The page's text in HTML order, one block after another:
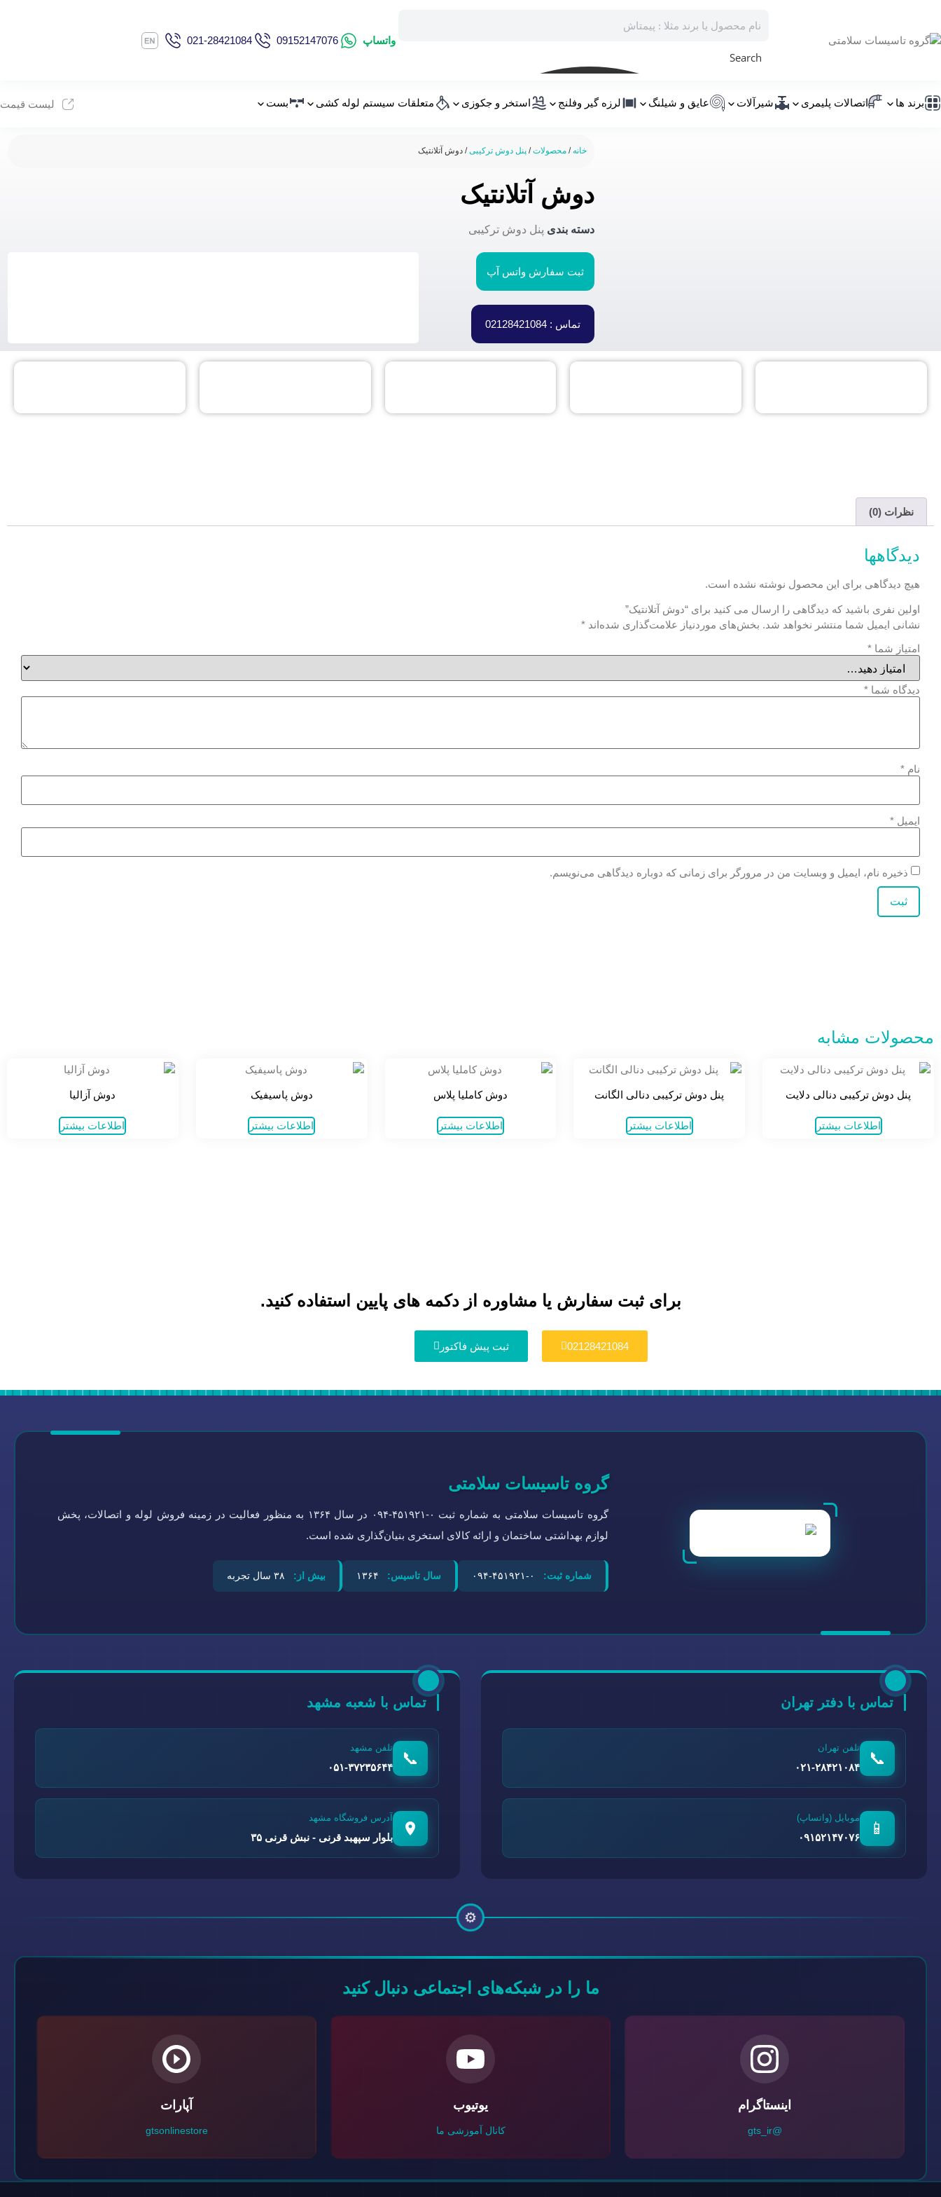
Search
واتساپ 021-28421084 09152147076
برند ها اتصالات پلیمری شیرآلات عایق و شیلنگ لرزه گیر وفلنج استخر و جکوزی متعلقات سیستم لوله کشی بست لیست قیمت
خانه/ محصولات/ پنل دوش ترکیبی/ دوش آتلانتیک
دوش آتلانتیک
دسته بندی پنل دوش ترکیبی
ثبت سفارش واتس آپ
تماس : 02128421084
نظرات (0)
دیدگاهها
هیچ دیدگاهی برای این محصول نوشته نشده است.
اولین نفری باشید که دیدگاهی را ارسال می کنید برای “دوش آتلانتیک”
نشانی ایمیل شما منتشر نخواهد شد. بخش‌های موردنیاز علامت‌گذاری شده‌اند *
امتیاز شما *
دیدگاه شما *
نام *
ایمیل *
ذخیره نام، ایمیل و وبسایت من در مرورگر برای زمانی که دوباره دیدگاهی می‌نویسم.
محصولات مشابه
پنل دوش ترکیبی دنالی دلایت
اطلاعات بیشتر
پنل دوش ترکیبی دنالی الگانت
اطلاعات بیشتر
دوش کاملیا پلاس
اطلاعات بیشتر
دوش پاسیفیک
اطلاعات بیشتر
دوش آزالیا
اطلاعات بیشتر
برای ثبت سفارش یا مشاوره از دکمه های پایین استفاده کنید.
02128421084 ثبت پیش فاکتور
گروه تاسیسات سلامتی
گروه تاسیسات سلامتی به شماره ثبت ۰-۴۵۱۹۲۱-۰۹۴ در سال ۱۳۶۴ به منظور فعالیت در زمینه فروش لوله و اتصالات، پخش
لوازم بهداشتی ساختمان و ارائه کالای استخری بنیان‌گذاری شده است.
شماره ثبت: سال تاسیس: بیش از:
تماس با دفتر تهران
📞
تلفن تهران
۰۲۱-۲۸۴۲۱۰۸۴
📱
موبایل (واتساپ)
۰۹۱۵۲۱۴۷۰۷۶
تماس با شعبه مشهد
📞
تلفن مشهد
۰۵۱-۳۷۲۳۵۶۴۴
آدرس فروشگاه مشهد
بلوار سپهبد قرنی - نبش قرنی ۳۵
⚙️
ما را در شبکه‌های اجتماعی دنبال کنید
اینستاگرام
@gts_ir
یوتیوب
کانال آموزشی ما
آپارات
gtsonlinestore